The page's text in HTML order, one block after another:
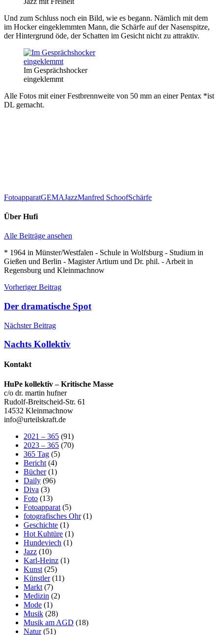
Und zum Schluss noch ein Bild, wie es begann. Nämlich mit dem
im Hocker eingeklemmten Mann, die Schärfe auf der Nasenspitze,
der Hintergrund öde, der Schatten im Gesicht nicht zu attraktiv.
Im Gesprächshocker
eingeklemmt
Alle Fotos mit einer Festbrennweite von 50 mm an einer Pentax *ist
DL gemacht.
FotoapparatGEMAJazzManfred SchoofSchärfe
Über Hufi
Alle Beiträge ansehen
* 1964 in Münster/Westfalen - Schule in Wolfsburg - Studium in
Gießen und Berlin - Magister Artium und Dr. phil. - Arbeit in
Regensburg und Kleinmachnow
Beitragsnavigation
Vorheriger Beitrag
Der dramatische Spot
Nächster Beitrag
Nachts Kollektiv
Kontakt
HuPe kollektiv – Kritische Masse
c/o dr. martin hufner
Rudolf-Breitscheid-Str. 61
14532 Kleinmachnow
info@urteilskraft.de
2021 – 365 (91)
2023 – 365 (70)
365 Tag (5)
Bericht (4)
Bücher(1)
Daily (96)
Diva (3)
Foto (13)
Fotoapparat (5)
fotografisches Ohr(1)
Geschichte (1)
Hot Kuhtüre (1)
Hundeviech (1)
Jazz (10)
Karl-Heinz (1)
Kunst (25)
Künstler(11)
Markt (7)
Medizin (2)
Mode (1)
Musik (28)
Musik am AGD (18)
Natur(51)